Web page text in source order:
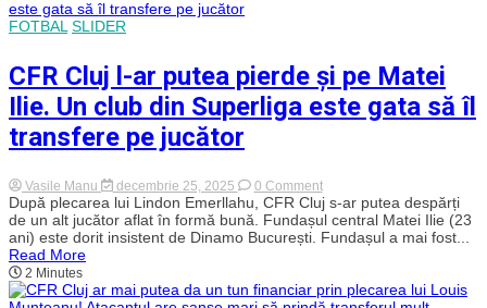
BT
Cluj-
Napoca
îi
intrare
liberă
la
meciul
FOTBAL SLIDER
CFR Cluj l-ar putea pierde și pe Matei
Ilie. Un club din Superliga este gata să îl
transfere pe jucător
Vasile Manu decembrie 25, 2025 0 Commenton
CFR
Cluj
l-
ar
și
După plecarea lui Lindon Emerllahu, CFR Cluj s-ar putea despărți
de un alt jucător aflat în formă bună. Fundașul central Matei Ilie (23
ani) este dorit insistent de Dinamo București. Fundașul a mai fost...
Read More
2 Minutes